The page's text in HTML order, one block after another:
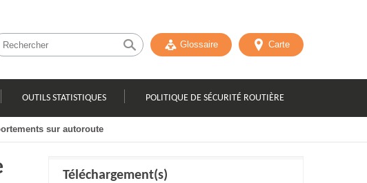
Glossaire Carte
OUTILS STATISTIQUES POLITIQUE DE SÉCURITÉ ROUTIÈRE
sur autoroute
Téléchargement(s)